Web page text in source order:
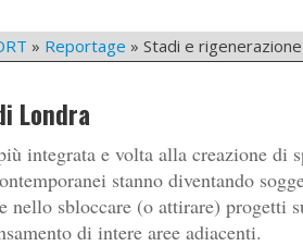
» Reportage » Stadi e
Londra
integrata e volta alla creazione di
stanno diventando
sbloccare (o attirare) progetti
di intere aree adiacenti.